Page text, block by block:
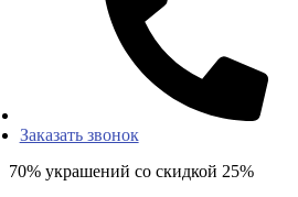
Заказать звонок
70% украшений со скидкой 25%